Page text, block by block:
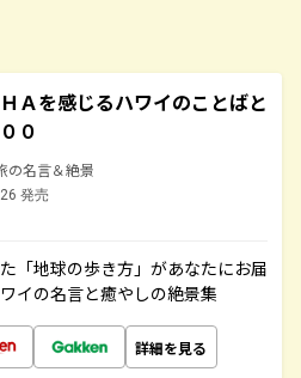
Ａを感じるハワイのことばと
０
の名言＆絶景
発売
「地球の歩き方」があなたにお届
イの名言と癒やしの絶景集
詳細を見る